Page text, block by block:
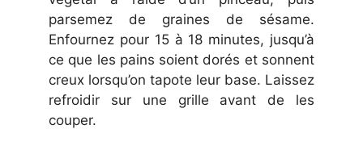
parsemez de graines de sésame.
Enfournez pour 15 à 18 minutes, jusqu’à
ce que les pains soient dorés et sonnent
creux lorsqu’on tapote leur base. Laissez
refroidir sur une grille avant de les
couper.